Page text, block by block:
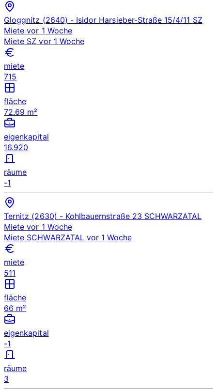
Gloggnitz (2640) - Isidor Harsieber-Straße 15/4/11 SZ
Miete vor 1 Woche
Miete SZ vor 1 Woche
miete
715
fläche
72.69 m²
eigenkapital
16.920
räume
-1
Ternitz (2630) - Kohlbauernstraße 23 SCHWARZATAL
Miete vor 1 Woche
Miete SCHWARZATAL vor 1 Woche
miete
511
fläche
66 m²
eigenkapital
-1
räume
3